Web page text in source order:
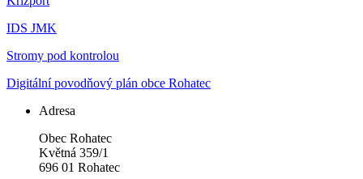
IDS JMK
Stromy pod kontrolou
Digitální povodňový plán obce Rohatec
Adresa
Obec Rohatec
Květná 359/1
696 01 Rohatec